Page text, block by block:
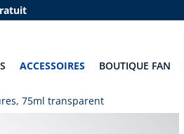
ACCESSOIRES BOUTIQUE FAN
75ml transparent